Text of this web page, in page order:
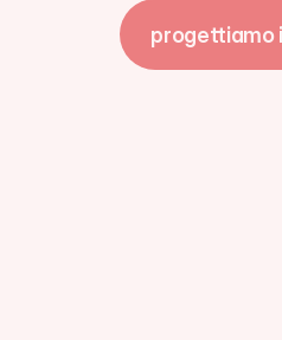
progettiamo